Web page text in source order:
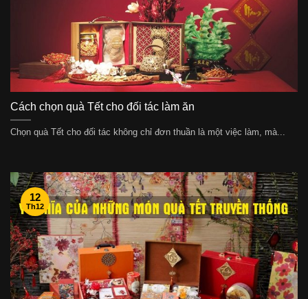
Cách chọn quà Tết cho đối tác làm ăn
Chọn quà Tết cho đối tác không chỉ đơn thuần là một việc làm, mà...
12
Th12